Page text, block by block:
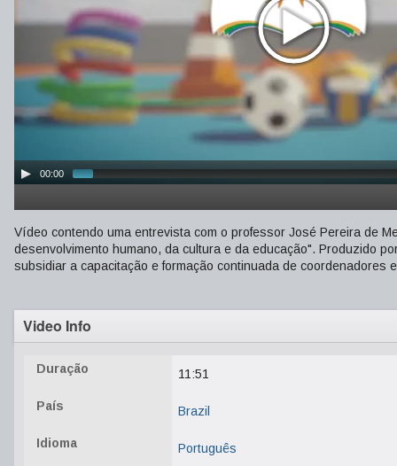
00:00
Vídeo contendo uma entrevista com o professor José Pereira de
desenvolvimento humano, da cultura e da educação". Produzido
subsidiar a capacitação e formação continuada de coordenadores
Video Info
Duração 11:51
País Brazil
Idioma Português